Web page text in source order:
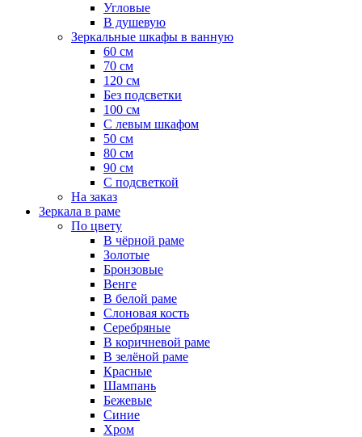
Угловые
В душевую
Зеркальные шкафы в ванную
60 см
70 см
120 см
Без подсветки
100 см
С левым шкафом
50 см
80 см
90 см
С подсветкой
На заказ
Зеркала в раме
По цвету
В чёрной раме
Золотые
Бронзовые
Венге
В белой раме
Слоновая кость
Серебряные
В коричневой раме
В зелёной раме
Красные
Шампань
Бежевые
Синие
Хром